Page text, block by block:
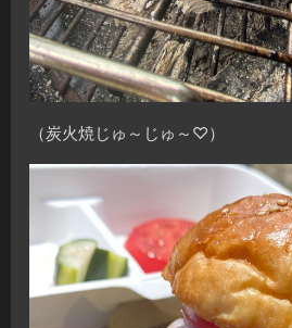
（炭火焼じゅ～じゅ～♡）